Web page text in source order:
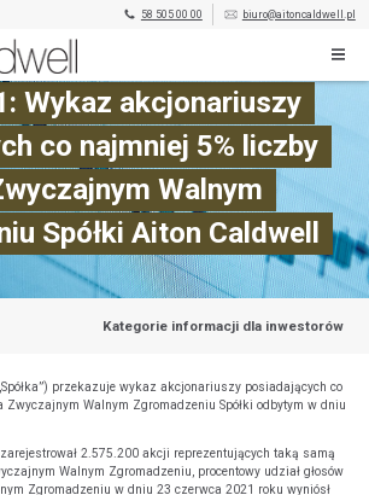
58 505 00 00 biuro@aitoncaldwell.pl
Wykaz akcjonariuszy
co najmniej 5% liczby
Walnym
Spółki Aiton Caldwell
Kategorie informacji dla inwestorów
przekazuje wykaz akcjonariuszy posiadających co
Zwyczajnym Walnym Zgromadzeniu Spółki odbytym w dniu
2.575.200 akcji reprezentujących taką samą
Walnym Zgromadzeniu, procentowy udział głosów
Zgromadzeniu w dniu 23 czerwca 2021 roku wyniósł